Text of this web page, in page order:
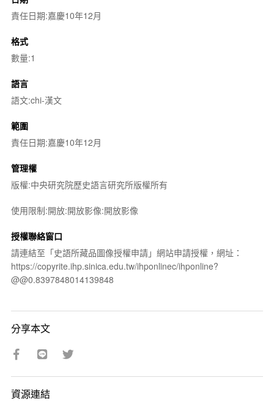
責任日期:嘉慶10年12月
格式
數量:1
語言
語文:chi-漢文
範圍
責任日期:嘉慶10年12月
管理權
版權:中央研究院歷史語言研究所版權所有
使用限制:開放:開放影像:開放影像
授權聯絡窗口
請連結至「史語所藏品圖像授權申請」網站申請授權，網址：
https://copyrite.ihp.sinica.edu.tw/ihponlinec/ihponline?
@@0.8397848014139848
分享本文
資源連結